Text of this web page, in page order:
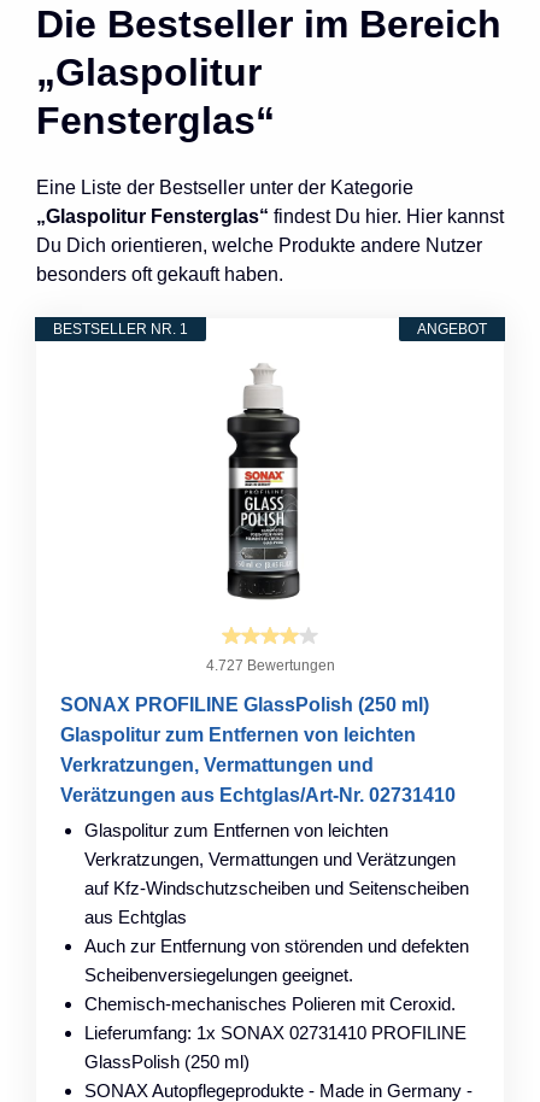
Die Bestseller im Bereich
„Glaspolitur
Fensterglas“
Eine Liste der Bestseller unter der Kategorie
„Glaspolitur Fensterglas“ findest Du hier. Hier kannst
Du Dich orientieren, welche Produkte andere Nutzer
besonders oft gekauft haben.
ANGEBOT
BESTSELLER NR. 1
4.727 Bewertungen
SONAX PROFILINE GlassPolish (250 ml)
Glaspolitur zum Entfernen von leichten
Verkratzungen, Vermattungen und
Verätzungen aus Echtglas/Art-Nr. 02731410
Glaspolitur zum Entfernen von leichten
Verkratzungen, Vermattungen und Verätzungen
auf Kfz-Windschutzscheiben und Seitenscheiben
aus Echtglas
Auch zur Entfernung von störenden und defekten
Scheibenversiegelungen geeignet.
Chemisch-mechanisches Polieren mit Ceroxid.
Lieferumfang: 1x SONAX 02731410 PROFILINE
GlassPolish (250 ml)
SONAX Autopflegeprodukte - Made in Germany -